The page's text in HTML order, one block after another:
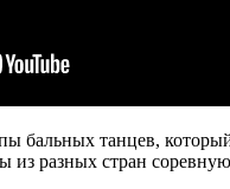
бальных танцев,
из разных стран